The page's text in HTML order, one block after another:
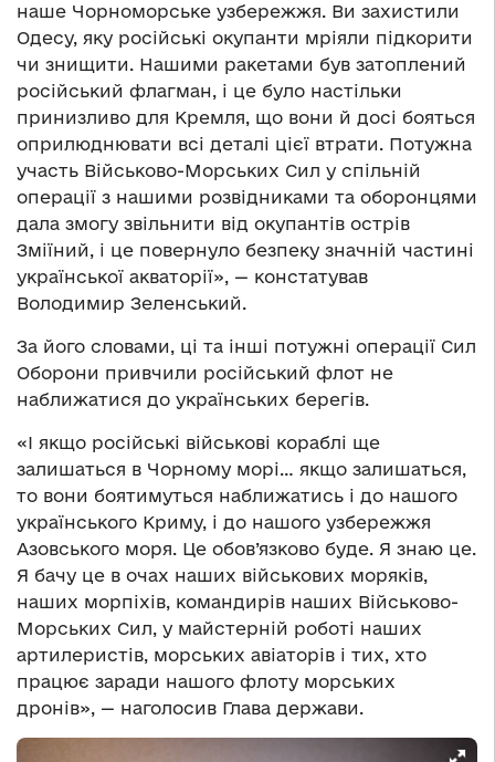
наше Чорноморське узбережжя. Ви захистили
Одесу, яку російські окупанти мріяли підкорити
чи знищити. Нашими ракетами був затоплений
російський флагман, і це було настільки
принизливо для Кремля, що вони й досі бояться
оприлюднювати всі деталі цієї втрати. Потужна
участь Військово-Морських Сил у спільній
операції з нашими розвідниками та оборонцями
дала змогу звільнити від окупантів острів
Зміїний, і це повернуло безпеку значній частині
української акваторії», — констатував
Володимир Зеленський.
За його словами, ці та інші потужні операції Сил
Оборони привчили російський флот не
наближатися до українських берегів.
«І якщо російські військові кораблі ще
залишаться в Чорному морі… якщо залишаться,
то вони боятимуться наближатись і до нашого
українського Криму, і до нашого узбережжя
Азовського моря. Це обов’язково буде. Я знаю це.
Я бачу це в очах наших військових моряків,
наших морпіхів, командирів наших Військово-
Морських Сил, у майстерній роботі наших
артилеристів, морських авіаторів і тих, хто
працює заради нашого флоту морських
дронів», — наголосив Глава держави.